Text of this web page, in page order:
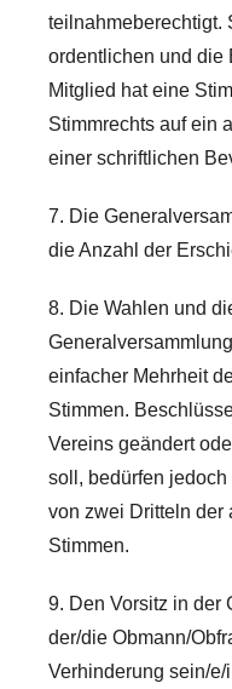
teilnahmeberechtigt.
ordentlichen und die
Mitglied hat eine
Stimmrechts auf ein
einer schriftlichen
7. Die
die Anzahl der
8. Die Wahlen und
einfacher Mehrheit
Stimmen.
Vereins geändert
soll, bedürfen
von zwei Dritteln der
Stimmen.
9. Den Vorsitz in der
der/die Obmann/
Verhinderung sein/